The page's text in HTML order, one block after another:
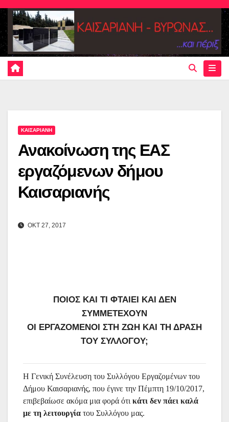
Skip
content
ΚΑΙΣΑΡΙΑΝΗ
Ανακοίνωση της ΕΑΣ
εργαζόμενων δήμου
Καισαριανής
ΟΚΤ 27, 2017
ΠΟΙΟΣ ΚΑΙ ΤΙ ΦΤΑΙΕΙ ΚΑΙ ΔΕΝ
ΣΥΜΜΕΤΕΧΟΥΝ
ΟΙ ΕΡΓΑΖΟΜΕΝΟΙ ΣΤΗ ΖΩΗ ΚΑΙ ΤΗ ΔΡΑΣΗ
ΤΟΥ ΣΥΛΛΟΓΟΥ;
Η Γενική Συνέλευση του Συλλόγου Εργαζομένων του
Δήμου Καισαριανής, που έγινε την Πέμπτη 19/10/2017,
επιβεβαίωσε ακόμα μια φορά ότι κάτι δεν πάει καλά
με τη λειτουργία του Συλλόγου μας.